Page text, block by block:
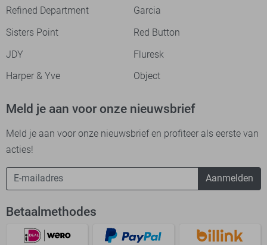
Refined Department
Garcia
Sisters Point
Red Button
JDY
Fluresk
Harper & Yve
Object
Meld je aan voor onze nieuwsbrief
Meld je aan voor onze nieuwsbrief en profiteer als eerste van
acties!
Aanmelden
Betaalmethodes